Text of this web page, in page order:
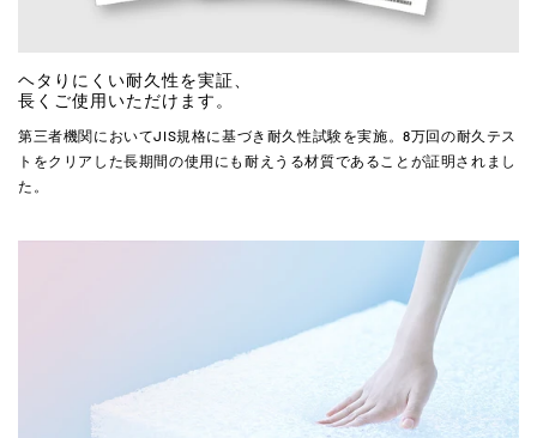
ヘタりにくい耐久性を実証、
長くご使用いただけます。
第三者機関においてJIS規格に基づき耐久性試験を実施。8万回の耐久テス
トをクリアした長期間の使用にも耐えうる材質であることが証明されまし
た。